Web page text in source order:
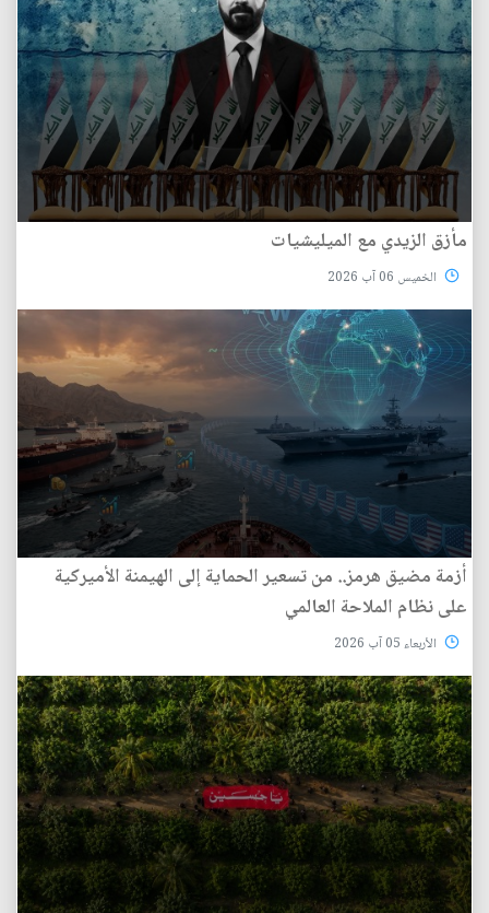
مأزق الزيدي مع الميليشيات
الخميس 06 آب 2026
أزمة مضيق هرمز.. من تسعير الحماية إلى الهيمنة الأميركية
على نظام الملاحة العالمي
الأربعاء 05 آب 2026